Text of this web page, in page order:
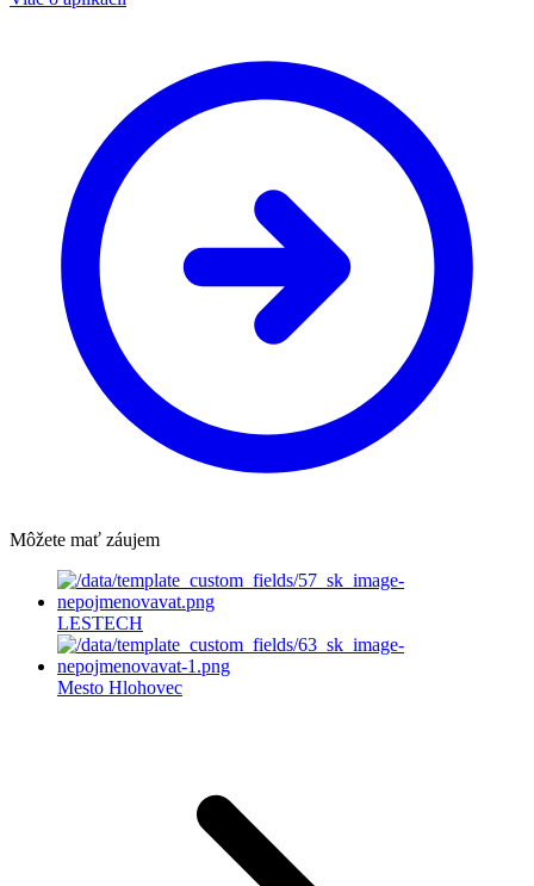
Môžete mať záujem
LESTECH
Mesto Hlohovec